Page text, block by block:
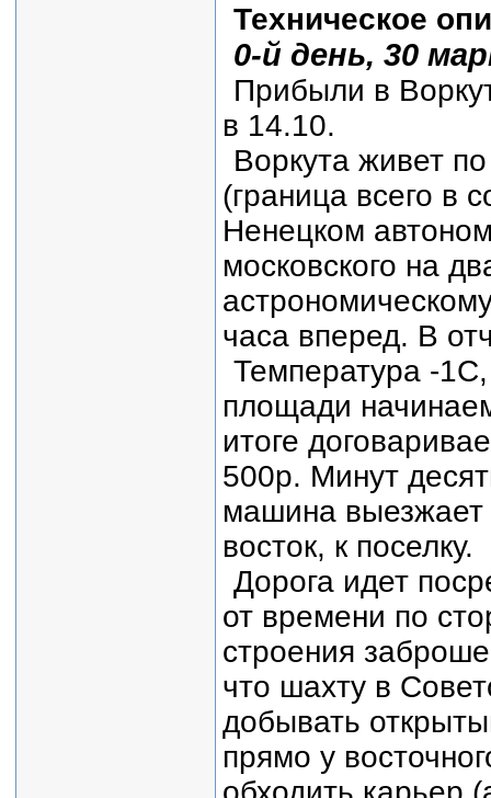
Техническое
0-й день, 30
Прибыли в
в 14.10.
Воркута живет
(граница всего в
Ненецком
московского на
часа вперед. В
Температура -
площади
итоге
500р. Минут
машина
восток, к поселку.
Дорога идет
от времени по
строения
что шахту в
добывать
прямо у